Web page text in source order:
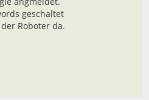
geschaltet
Roboter da.